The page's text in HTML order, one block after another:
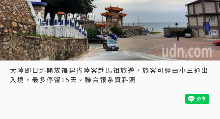
大陸即日起開放福建省陸客赴馬祖旅遊，旅客可經由小三通出
入境，最多停留15天。聯合報系資料照